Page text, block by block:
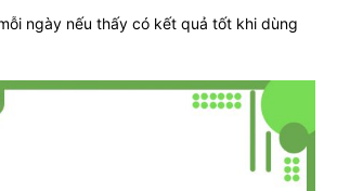
ngày nếu thấy có kết quả tốt khi dùng